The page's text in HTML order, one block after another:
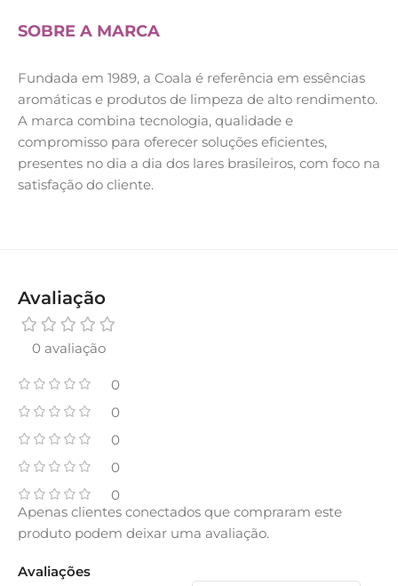
SOBRE A MARCA
Fundada em 1989, a Coala é referência em essências
aromáticas e produtos de limpeza de alto rendimento.
A marca combina tecnologia, qualidade e
compromisso para oferecer soluções eficientes,
presentes no dia a dia dos lares brasileiros, com foco na
satisfação do cliente.
Avaliação
0 avaliação
0
0
0
0
0
Avaliações
Apenas clientes conectados que compraram este
produto podem deixar uma avaliação.